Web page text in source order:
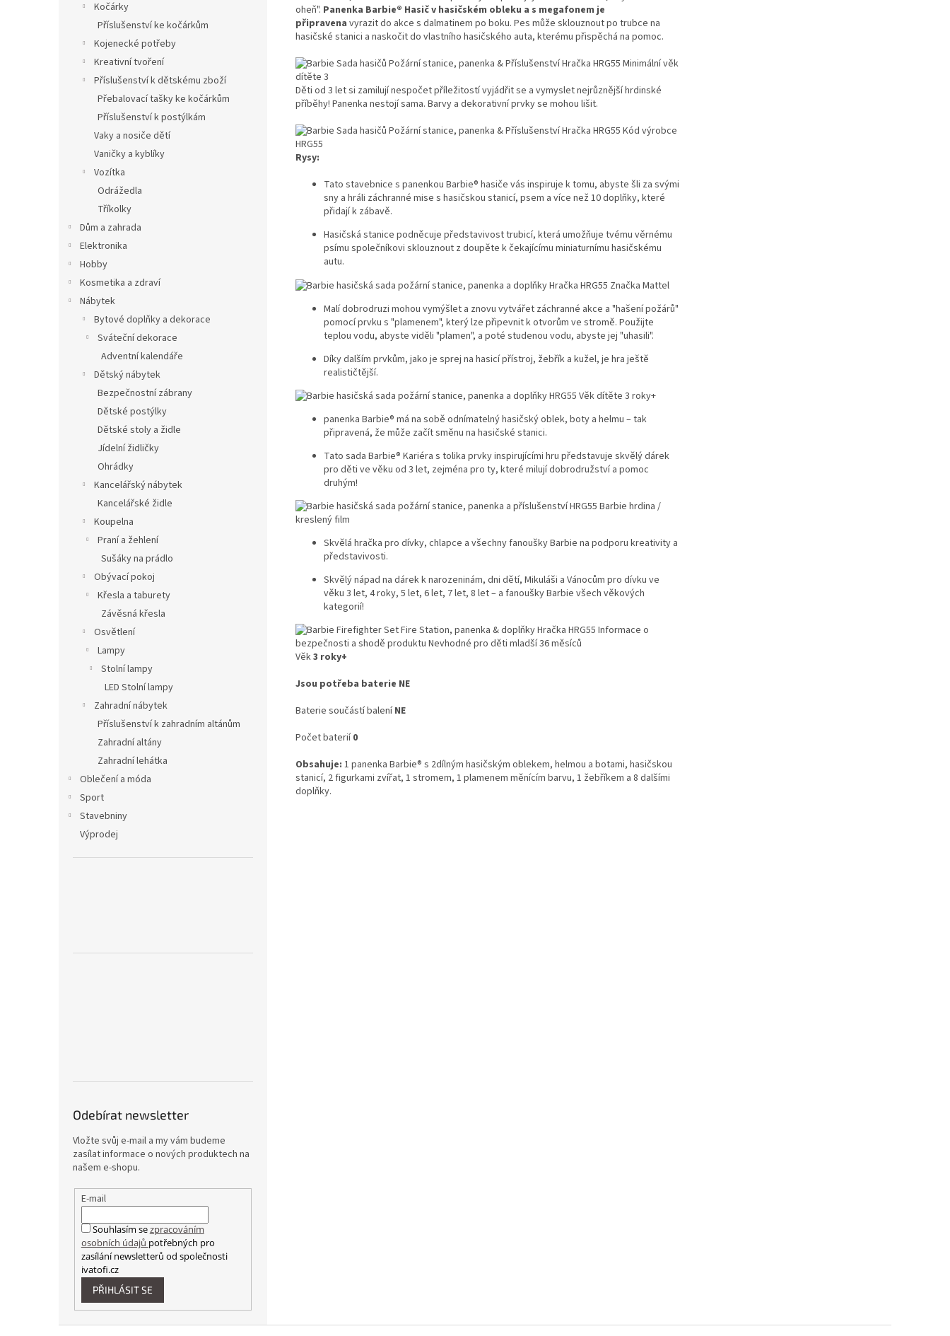
Kočárky
Příslušenství ke kočárkům
Kojenecké potřeby
Kreativní tvoření
Příslušenství k dětskému zboží
Přebalovací tašky ke kočárkům
Příslušenství k postýlkám
Vaky a nosiče dětí
Vaničky a kyblíky
Vozítka
Odrážedla
Tříkolky
Dům a zahrada
Elektronika
Hobby
Kosmetika a zdraví
Nábytek
Bytové doplňky a dekorace
Sváteční dekorace
Adventní kalendáře
Dětský nábytek
Bezpečnostní zábrany
Dětské postýlky
Dětské stoly a židle
Jídelní židličky
Ohrádky
Kancelářský nábytek
Kancelářské židle
Koupelna
Praní a žehlení
Sušáky na prádlo
Obývací pokoj
Křesla a taburety
Závěsná křesla
Osvětlení
Lampy
Stolní lampy
LED Stolní lampy
Zahradní nábytek
Příslušenství k zahradním altánům
Zahradní altány
Zahradní lehátka
Oblečení a móda
Sport
Stavebniny
Výprodej
Odebírat newsletter
Vložte svůj e-mail a my vám budeme
zasílat informace o nových produktech na
našem e-shopu.
E-mail
Souhlasím sezpracováním
osobních údajů potřebných pro
zasílání newsletterů od společnosti
ivatofi.cz
PŘIHLÁSIT SE
oheň". Panenka Barbie® Hasič v hasičském obleku a s megafonem je
připravena vyrazit do akce s dalmatinem po boku. Pes může sklouznout po trubce na
hasičské stanici a naskočit do vlastního hasičského auta, kterému přispěchá na pomoc.
Děti od 3 let si zamilují nespočet příležitostí vyjádřit se a vymyslet nejrůznější hrdinské
příběhy! Panenka nestojí sama. Barvy a dekorativní prvky se mohou lišit.
Rysy:
Tato stavebnice s panenkou Barbie® hasiče vás inspiruje k tomu, abyste šli za svými
sny a hráli záchranné mise s hasičskou stanicí, psem a více než 10 doplňky, které
přidají k zábavě.
Hasičská stanice podněcuje představivost trubicí, která umožňuje tvému věrnému
psímu společníkovi sklouznout z doupěte k čekajícímu miniaturnímu hasičskému
autu.
Malí dobrodruzi mohou vymýšlet a znovu vytvářet záchranné akce a "hašení požárů"
pomocí prvku s "plamenem", který lze připevnit k otvorům ve stromě. Použijte
teplou vodu, abyste viděli "plamen", a poté studenou vodu, abyste jej "uhasili".
Díky dalším prvkům, jako je sprej na hasicí přístroj, žebřík a kužel, je hra ještě
realističtější.
panenka Barbie® má na sobě odnímatelný hasičský oblek, boty a helmu – tak
připravená, že může začít směnu na hasičské stanici.
Tato sada Barbie® Kariéra s tolika prvky inspirujícími hru představuje skvělý dárek
pro děti ve věku od 3 let, zejména pro ty, které milují dobrodružství a pomoc
druhým!
Skvělá hračka pro dívky, chlapce a všechny fanoušky Barbie na podporu kreativity a
představivosti.
Skvělý nápad na dárek k narozeninám, dni dětí, Mikuláši a Vánocům pro dívku ve
věku 3 let, 4 roky, 5 let, 6 let, 7 let, 8 let – a fanoušky Barbie všech věkových
kategorií!
Věk3 roky+
Jsou potřeba baterie NE
Baterie součástí balení NE
Počet baterií 0
Obsahuje: 1 panenka Barbie® s 2dílným hasičským oblekem, helmou a botami, hasičskou
stanicí, 2 figurkami zvířat, 1 stromem, 1 plamenem měnícím barvu, 1 žebříkem a 8 dalšími
doplňky.